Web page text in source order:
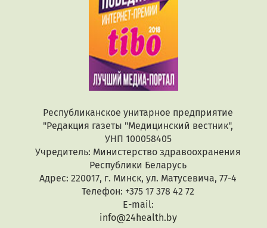
Республиканское унитарное предприятие
"Редакция газеты "Медицинский вестник",
УНП 100058405
Учредитель: Министерство здравоохранения
Республики Беларусь
Адрес: 220017, г. Минск, ул. Матусевича, 77-4
Телефон: +375 17 378 42 72
E-mail:
info@24health.by